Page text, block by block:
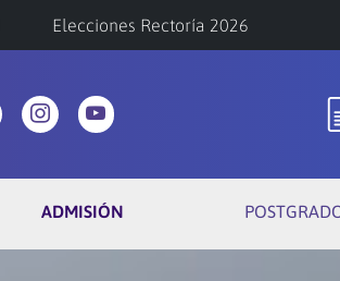
Elecciones Rectoría 2026
ADMISIÓN